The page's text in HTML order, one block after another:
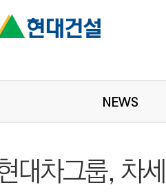
NEWS
대차그룹, 차